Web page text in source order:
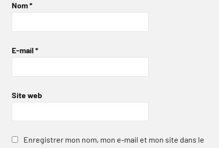
Nom*
E-mail *
Site web
Enregistrer mon nom, mon e-mail et mon site dans le